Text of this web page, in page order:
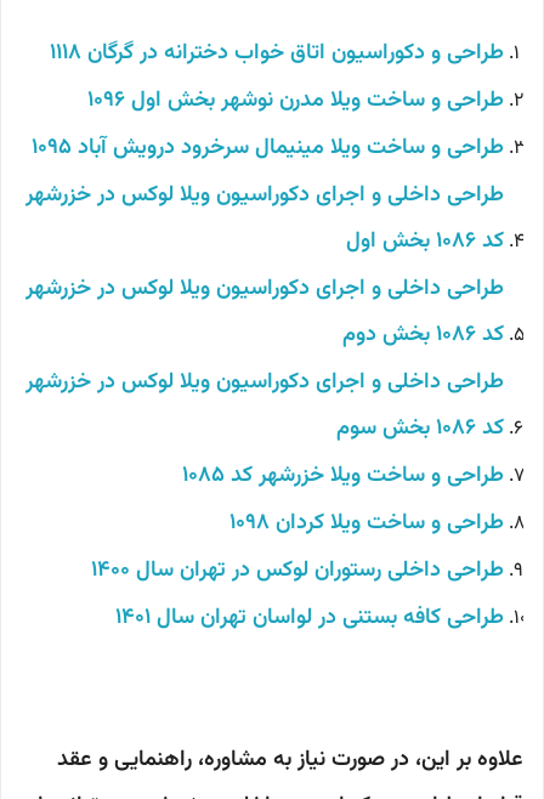
طراحی و دکوراسیون اتاق خواب دخترانه در گرگان 1118
طراحی و ساخت ویلا مدرن نوشهر بخش اول 1096
طراحی و ساخت ویلا مینیمال سرخرود درویش آباد 1095
طراحی داخلی و اجرای دکوراسیون ویلا لوکس در خزرشهر
کد 1086 بخش اول
طراحی داخلی و اجرای دکوراسیون ویلا لوکس در خزرشهر
کد 1086 بخش دوم
طراحی داخلی و اجرای دکوراسیون ویلا لوکس در خزرشهر
کد 1086 بخش سوم
طراحی و ساخت ویلا خزرشهر کد 1085
طراحی و ساخت ویلا کردان 1098
طراحی داخلی رستوران لوکس در تهران سال 1400
طراحی کافه بستنی در لواسان تهران سال 1401
علاوه بر این، در صورت نیاز به مشاوره، راهنمایی و عقد